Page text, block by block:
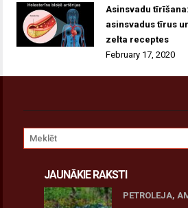
Asinsvadu
asinsvadus tīrus
zelta receptes
February 17, 2020
JAUNĀKIE RAKSTI
PETROLEJA,